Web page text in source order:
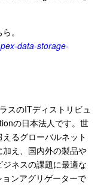
。
data-storage-
スのITディストリビュ
の日本法人です。世
えるグローバルネット
え、国内外の製品や
ネスの課題に最適な
ンアグリゲーターで